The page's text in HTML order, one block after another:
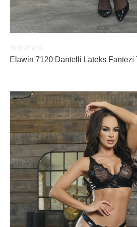
☆ ☆ ☆ ☆ ☆
Elawin 7120 Dantelli Lateks Fantezi